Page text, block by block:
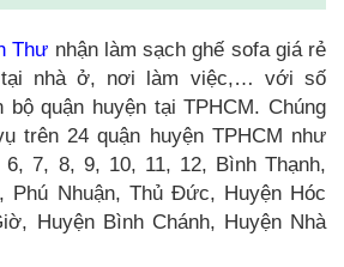
Thư nhận làm sạch ghế sofa giá rẻ
nhà ở, nơi làm việc,… với số
quận huyện tại TPHCM. Chúng
trên 24 quận huyện TPHCM như
7, 8, 9, 10, 11, 12, Bình Thạnh,
Phú Nhuận, Thủ Đức, Huyện Hóc
Huyện Bình Chánh, Huyện Nhà